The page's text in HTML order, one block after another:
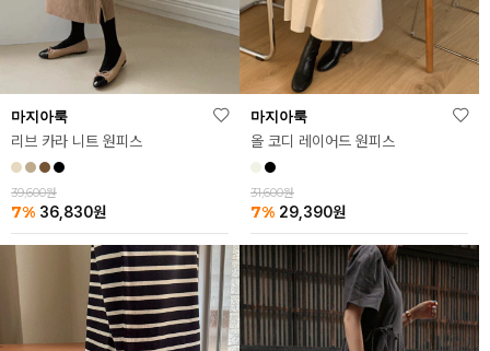
마지아룩
리브 카라 니트 원피스
39,600원
7% 36,830원
마지아룩
올 코디 레이어드 원피스
31,600원
7% 29,390원